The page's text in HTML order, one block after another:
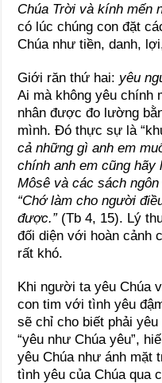
Chúa Trời và kính mến
có lúc chúng con đặt
Chúa như tiền, danh,
Giới răn thứ hai: yêu
Ai mà không yêu chính
nhân được đo lường
mình. Đó thực sự là
cả những gì anh em
chính anh em cũng
Môsê và các sách
“Chớ làm cho người
được.” (Tb 4, 15). Lý
đối diện với hoàn cảnh
rất khó.
Khi người ta yêu Chúa
con tim với tình yêu
sẽ chỉ cho biết phải
“yêu như Chúa yêu”,
yêu Chúa như ánh mặt
tình yêu của Chúa qua